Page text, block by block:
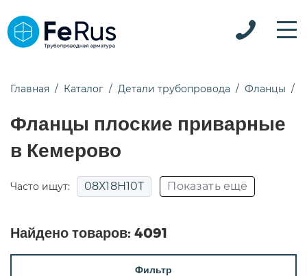
Главная Каталог Детали трубопровода Фланцы
Фланцы плоские приварные
в Кемерово
Часто ищут: 08Х18Н10Т Показать ещё
Ду100
Найдено товаров: 4091
Фильтр